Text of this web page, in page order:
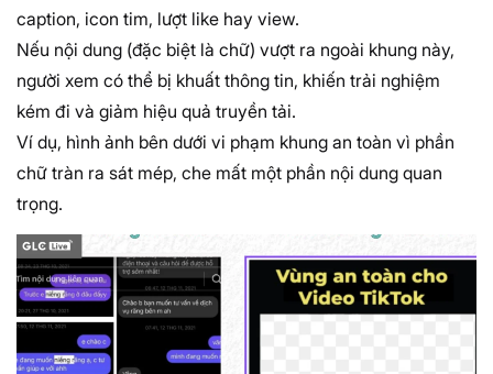
caption, icon tim, lượt like hay view.
Nếu nội dung (đặc biệt là chữ) vượt ra ngoài khung này,
người xem có thể bị khuất thông tin, khiến trải nghiệm
kém đi và giảm hiệu quả truyền tải.
Ví dụ, hình ảnh bên dưới vi phạm khung an toàn vì phần
chữ tràn ra sát mép, che mất một phần nội dung quan
trọng.